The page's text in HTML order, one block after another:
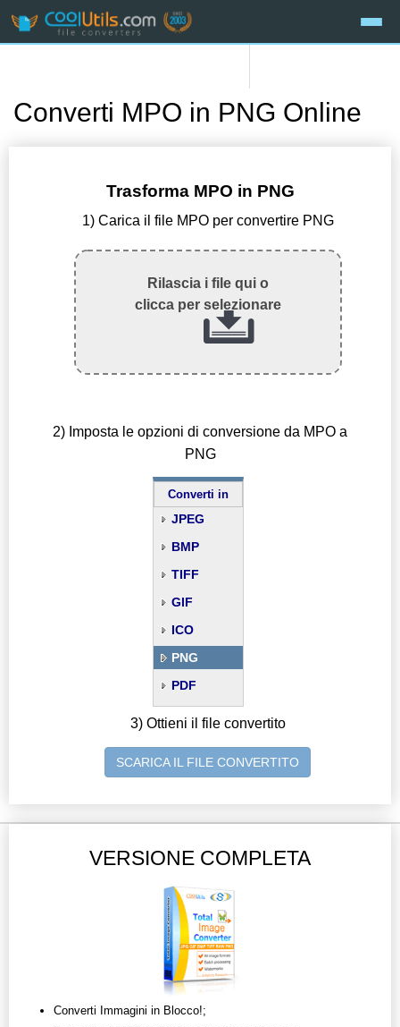
Converti MPO in PNG Online
Trasforma MPO in PNG
1) Carica il file MPO per convertire PNG
Rilascia i file qui o
clicca per selezionare
2) Imposta le opzioni di conversione da MPO a
PNG
Converti in
JPEG
BMP
TIFF
GIF
ICO
PNG
PDF
3) Ottieni il file convertito
SCARICA IL FILE CONVERTITO
VERSIONE COMPLETA
Converti Immagini in Blocco!;